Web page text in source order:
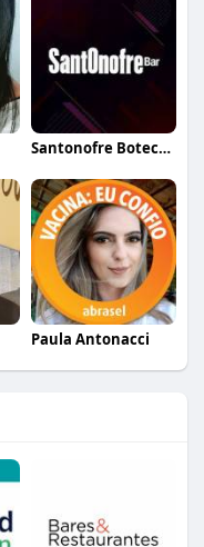
Santonofre Boteco Bistro
Paula Antonacci